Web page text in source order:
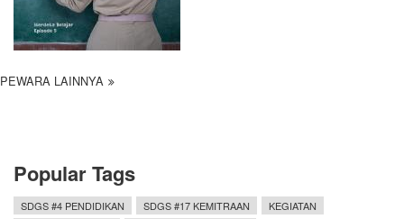
PEWARA LAINNYA
Popular Tags
SDGS #4 PENDIDIKAN SDGS #17 KEMITRAAN
KEGIATAN